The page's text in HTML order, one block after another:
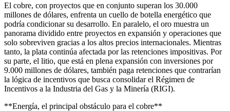
El cobre, con proyectos que en conjunto superan los 30.000
millones de dólares, enfrenta un cuello de botella energético que
podría condicionar su desarrollo. En paralelo, el oro muestra un
panorama dividido entre proyectos en expansión y operaciones que
solo sobreviven gracias a los altos precios internacionales. Mientras
tanto, la plata continúa afectada por las retenciones impositivas. Por
su parte, el litio, que está en plena expansión con inversiones por
9.000 millones de dólares, también paga retenciones que contrarían
la lógica de incentivos que busca consolidar el Régimen de
Incentivos a la Industria del Gas y la Minería (RIGI).
**Energía, el principal obstáculo para el cobre**